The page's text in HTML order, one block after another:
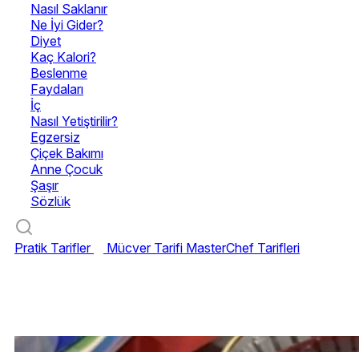
Nasıl Saklanır
Ne İyi Gider?
Diyet
Kaç Kalori?
Beslenme
Faydaları
İç
Nasıl Yetiştirilir?
Egzersiz
Çiçek Bakımı
Anne Çocuk
Şaşır
Sözlük
Pratik Tarifler Mücver Tarifi MasterChef Tarifleri